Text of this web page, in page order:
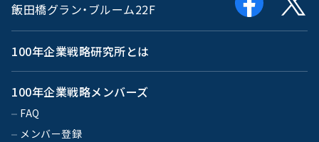
飯田橋グラン・ブルーム22F
100年企業戦略研究所とは
100年企業戦略メンバーズ
FAQ
メンバー登録